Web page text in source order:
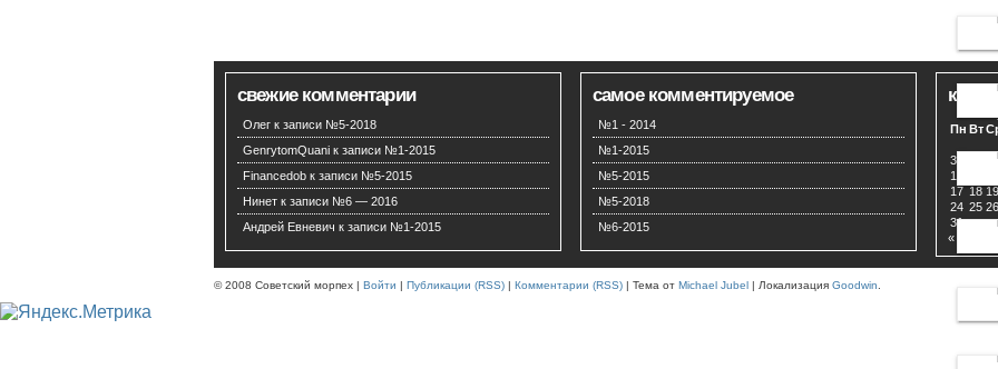
свежие комментарии
Олег к записи №5-2018
GenrytomQuani к записи №1-2015
Financedob к записи №5-2015
Нинет к записи №6 — 2016
Андрей Евневич к записи №1-2015
самое комментируемое
№1 - 2014
№1-2015
№5-2015
№5-2018
№6-2015
Пн Вт
3
10
17 18 19
24 25 26
31
« Июн
© 2008 Советский морпех | Войти | Публикации (RSS) | Комментарии (RSS) | Тема от Michael Jubel | Локализация Goodwin